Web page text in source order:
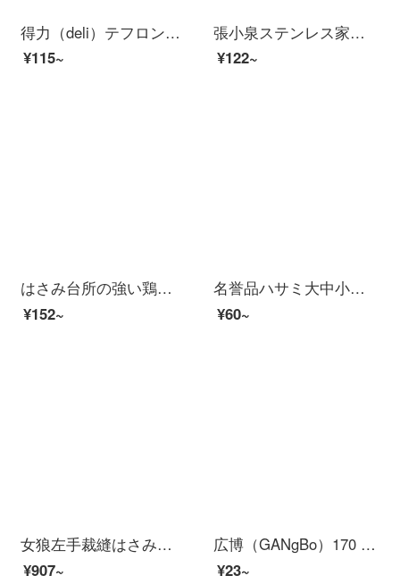
得力（deli）テフロン素材粘着防止ステンレスハサミオレンジ6055
¥115~
張小泉ステンレス家庭用ハサミ事務所用ハサミHBS-154
¥122~
はさみ台所の強い鶏の骨のはさみステンレスの大きいサイズは肉を切ります。
¥152~
名誉品ハサミ大中小ステンレス事務所の台所裁縫生活鋏手作りナイフ卸売り3本セット【大中小各1本】
¥60~
女狼左手裁縫はさみ専門裁縫服裁断刀大ハサミ家庭用裁断ハサミ左手切り
¥907~
広博（GANgBo）170 mm中サイズハサミオフィス生活用ハサミカラーランダムオフィス用品JD 5401
¥23~